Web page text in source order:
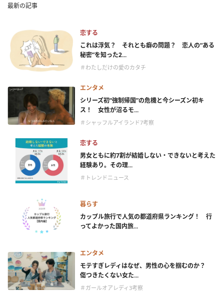
最新の記事
恋する
これは浮気？ それとも癖の問題？ 恋人の“ある
秘密”を知った2...
＃わたしだけの愛のカタチ
エンタメ
シリーズ初“強制帰国”の危機と今シーズン初キ
ス！ 女性が沼るモ...
＃シャッフルアイランド7考察
恋する
男女ともに約7割が結婚しない・できないと考えた
経験あり。その理...
＃トレンドニュース
暮らす
カップル旅行で人気の都道府県ランキング！ 行
ってよかった国内旅...
エンタメ
モテすぎレディはなぜ、男性の心を掴むのか？
傷つきたくない女た...
＃ガールオアレディ3考察